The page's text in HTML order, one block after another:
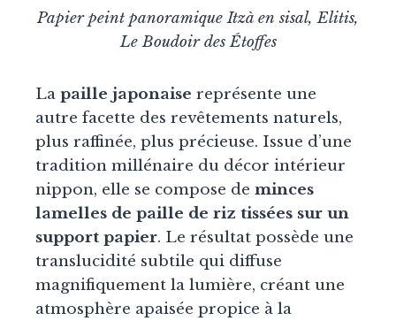
Papier peint panoramique Itzà en sisal, Elitis,
Le Boudoir des Étoffes
La paille japonaise représente une
autre facette des revêtements naturels,
plus raffinée, plus précieuse. Issue d’une
tradition millénaire du décor intérieur
nippon, elle se compose de minces
lamelles de paille de riz tissées sur un
support papier. Le résultat possède une
translucidité subtile qui diffuse
magnifiquement la lumière, créant une
atmosphère apaisée propice à la